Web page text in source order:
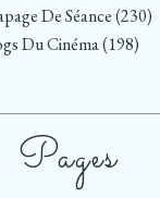
De Séance(230)
Du Cinéma(198)
Pages